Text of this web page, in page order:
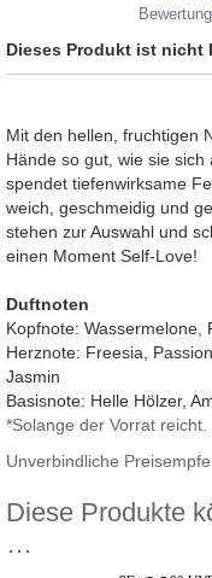
Bewertung
Dieses Produkt ist nicht
Mit den hellen, fruchtigen
Hände so gut, wie sie
spendet tiefenwirksame
weich, geschmeidig und
stehen zur Auswahl und
einen Moment Self-Love!
Duftnoten
Kopfnote: Wassermelone,
Herznote: Freesia,
Jasmin
Basisnote: Helle Hölzer,
*Solange der Vorrat reicht.
Unverbindliche
Diese Produkte
…